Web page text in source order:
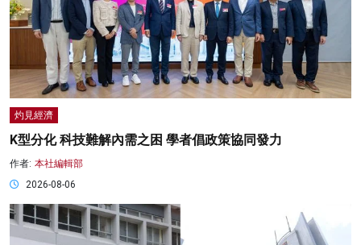
灼見經濟
K型分化 科技難解內需之困 學者倡政策協同發力
作者: 本社編輯部
2026-08-06